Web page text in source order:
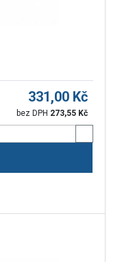
331,00 Kč
bez DPH 273,55 Kč